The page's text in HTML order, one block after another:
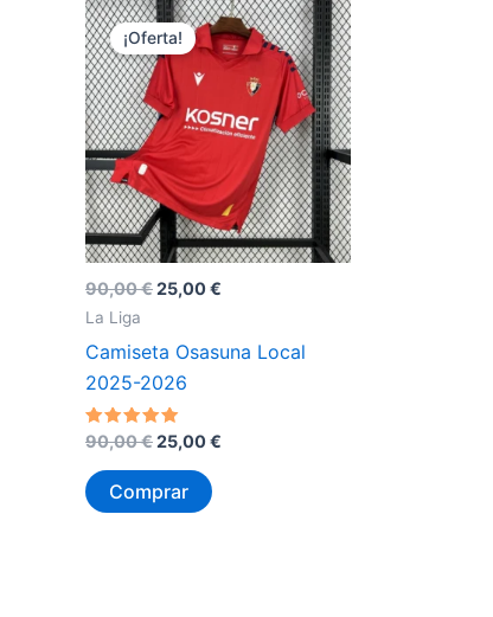
90,00€El
era:
90,00 €.
25,00€
es:
¡Oferta!
La Liga
Camiseta Osasuna Local
2025-2026
Valorado
con
5
de 5
90,00€El
original
era:
25,00€
Comprar